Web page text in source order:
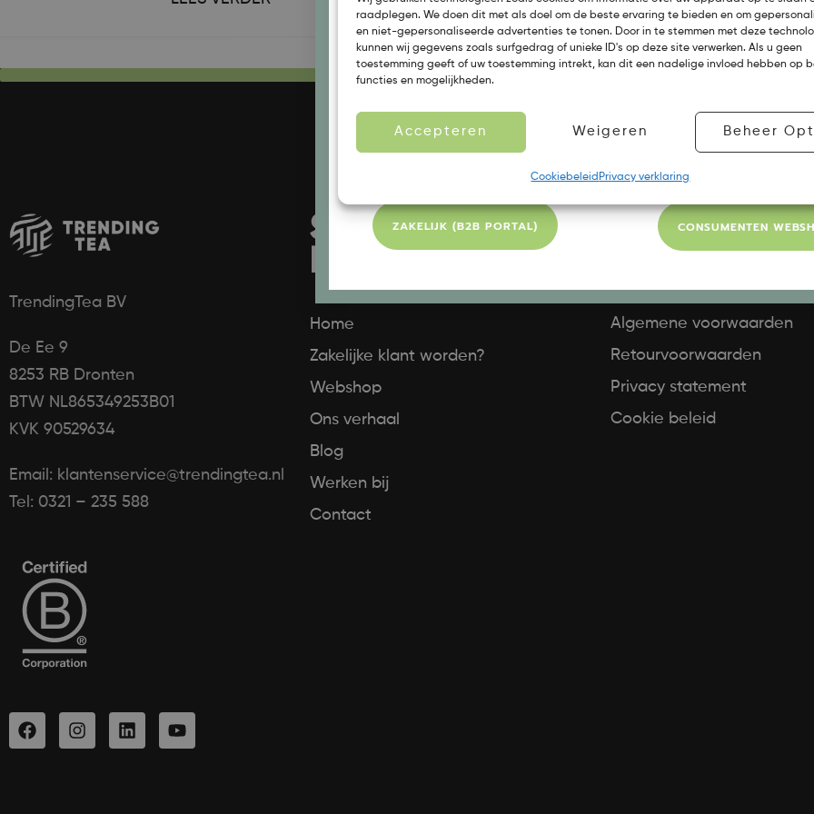
raadplegen. We doen dit met als doel om de beste ervaring te bieden en om
en niet-gepersonaliseerde advertenties te tonen. Door in te stemmen met deze
kunnen wij gegevens zoals surfgedrag of unieke ID's op deze site verwerken. Als u geen
toestemming geeft of uw toestemming intrekt, kan dit een nadelige invloed hebben op
functies en mogelijkheden.
Accepteren Weigeren Beheer
Cookiebeleid Privacy verklaring
TrendingTea BV
De Ee 9
8253 RB Dronten
BTW NL865349253B01
KVK 90529634
Email: klantenservice@trendingtea.nl
Tel: 0321 – 235 588
SNEL
NAVIGEREN
Home
Zakelijke klant worden?
Webshop
Ons verhaal
Blog
Werken bij
Contact
Contact
Algemene voorwaarden
Retourvoorwaarden
Privacy statement
Cookie beleid
Ben je een zakelijke (B2B) of particuliere klant?
ZAKELIJK (B2B PORTAL) CONSUMENTEN